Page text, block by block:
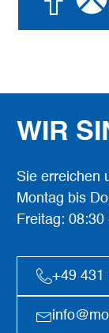
WIR
Sie erreichen
Montag bis
Freitag:
+49 431